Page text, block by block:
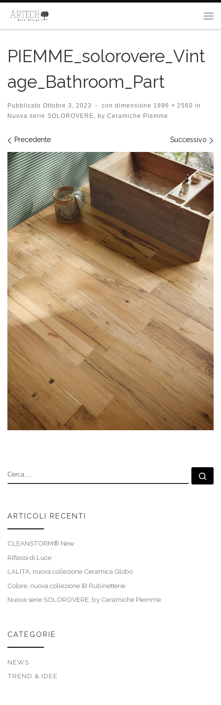
Passa al contenuto
PIEMME_solorovere_Vint
age_Bathroom_Part
Pubblicato Ottobre 3, 2023 - con dimensione 1896 × 2560 in
Nuova serie SOLOROVERE, by Ceramiche Piemme
Navigazione immagini
Precedente Successivo
CERCA
ARTICOLI RECENTI
CLEANSTORM® New
Riflessi di Luce
LALITA, nuova collezione Ceramica Globo
Colore, nuova collezione IB Rubinetterie
Nuova serie SOLOROVERE, by Ceramiche Piemme
CATEGORIE
NEWS
TREND & IDEE